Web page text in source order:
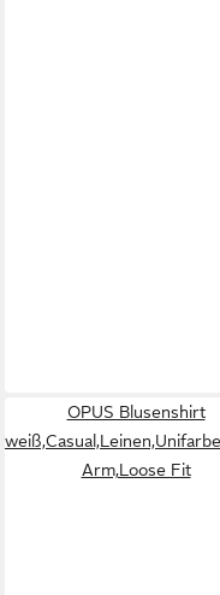
OPUS Blusenshirt
Arm,Loose Fit